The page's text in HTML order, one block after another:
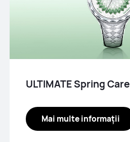
ULTIMATE Spring Care
Mai multe informații